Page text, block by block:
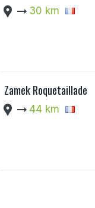
location_pin arrow_right_alt 30 km
Zamek Roquetaillade
location_pin arrow_right_alt 44 km